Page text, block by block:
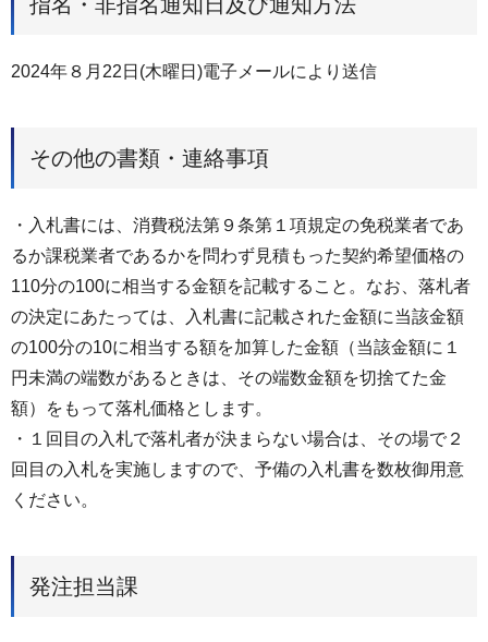
2024年８月22日(木曜日)電子メールにより送信
その他の書類・連絡事項
・⼊札書には、消費税法第９条第１項規定の免税業者であ
るか課税業者であるかを問わず⾒積もった契約希望価格の
110分の100に相当する⾦額を記載すること。なお、落札者
の決定にあたっては、⼊札書に記載された⾦額に当該⾦額
の100分の10に相当する額を加算した⾦額（当該⾦額に１
円未満の端数があるときは、その端数⾦額を切捨てた⾦
額）をもって落札価格とします。
・１回目の⼊札で落札者が決まらない場合は、その場で２
回目の⼊札を実施しますので、予備の⼊札書を数枚御⽤意
ください。
発注担当課